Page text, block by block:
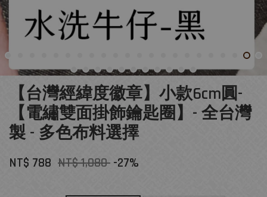
【台灣經緯度徽章】小款6cm圓-
【電繡雙面掛飾鑰匙圈】- 全台灣
製 - 多色布料選擇
NT$ 788 NT$ 1,080 -27%